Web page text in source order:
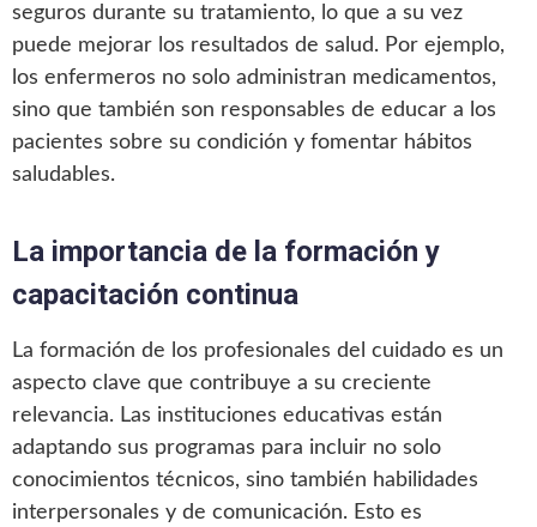
seguros durante su tratamiento, lo que a su vez
puede mejorar los resultados de salud. Por ejemplo,
los enfermeros no solo administran medicamentos,
sino que también son responsables de educar a los
pacientes sobre su condición y fomentar hábitos
saludables.
La importancia de la formación y
capacitación continua
La formación de los profesionales del cuidado es un
aspecto clave que contribuye a su creciente
relevancia. Las instituciones educativas están
adaptando sus programas para incluir no solo
conocimientos técnicos, sino también habilidades
interpersonales y de comunicación. Esto es